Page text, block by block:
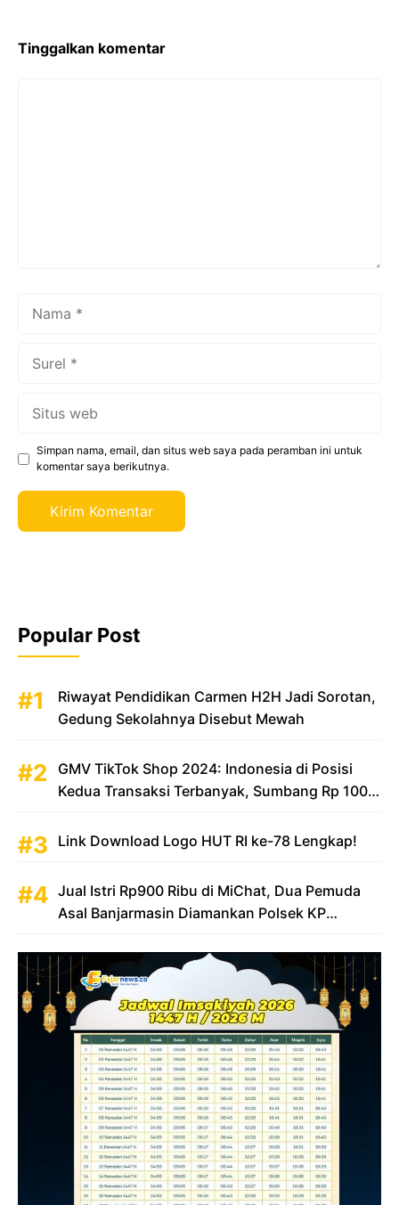
Tinggalkan komentar
Simpan nama, email, dan situs web saya pada peramban ini untuk
komentar saya berikutnya.
Popular Post
Riwayat Pendidikan Carmen H2H Jadi Sorotan,
Gedung Sekolahnya Disebut Mewah
GMV TikTok Shop 2024: Indonesia di Posisi
Kedua Transaksi Terbanyak, Sumbang Rp 100
Link Download Logo HUT RI ke-78 Lengkap!
Jual Istri Rp900 Ribu di MiChat, Dua Pemuda
Asal Banjarmasin Diamankan Polsek KP